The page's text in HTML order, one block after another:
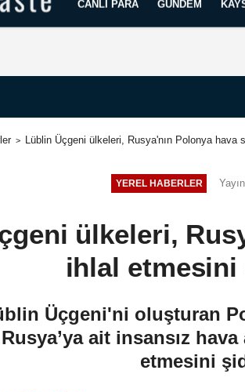
Dinle
CANLI PARA GÜNDEM
Lüblin Üçgeni ülkeleri, Rusya'nın Polonya hava
YEREL HABERLER
ülkeleri,
ihlal etmesini
Üçgeni'ni oluşturan
ait insansız
etmesini